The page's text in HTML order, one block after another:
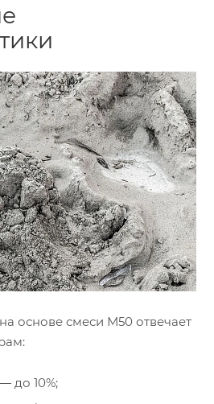
основе смеси М50 отвечает
до 10%;